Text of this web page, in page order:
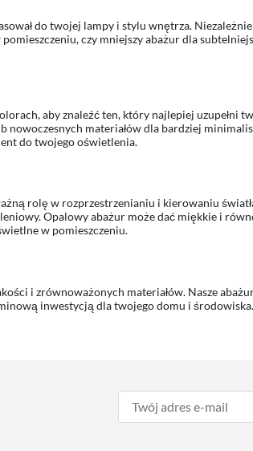
do twojej lampy i stylu wnętrza.
czy mniejszy abażur dla
aby znaleźć ten, który najlepiej uzupełni
nowoczesnych materiałów dla bardziej
do twojego oświetlenia.
rolę w rozprzestrzenianiu i kierowaniu
Opalowy abażur może dać miękkie i
w pomieszczeniu.
i zrównoważonych materiałów. Nasze
inwestycją dla twojego domu i środowiska.